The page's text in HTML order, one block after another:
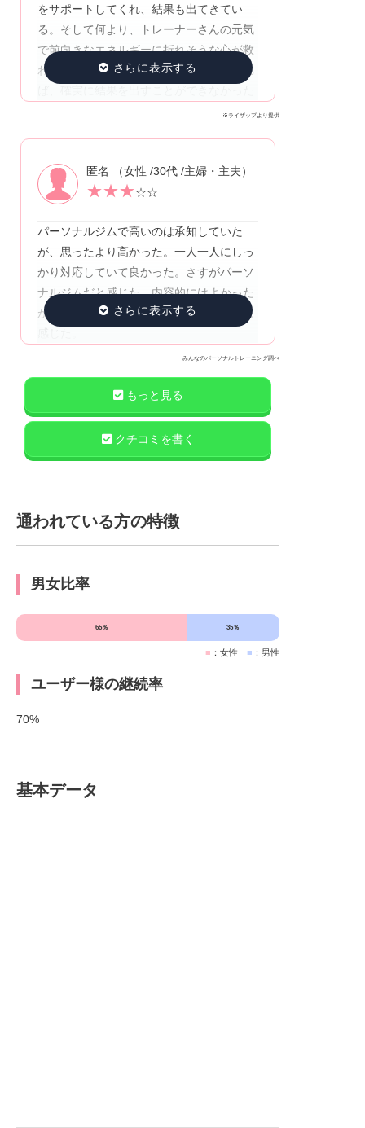
をサポートしてくれ、結果も出てきてい
る。そして何より、トレーナーさんの元気
で前向きなエネルギーに折れそうな心が救
われて、頑張り続けられている！いなけれ
※ライザップより提供
匿名 （女性 /30代 /主婦・主夫）
★★★☆☆
パーソナルジムで高いのは承知していた
が、思ったより高かった。一人一人にしっ
かり対応していて良かった。さすがパーソ
ナルジムだと感じた。内容的にはよかった
が、通い続けるには料金が高すぎるように
みんなのパーソナルトレーニング調べ
もっと見る
クチコミを書く
通われている方の特徴
男女比率
65％ 35％
■ ：女性 ■ ：男性
ユーザー様の継続率
70%
基本データ